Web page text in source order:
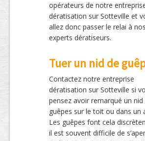
opérateurs de notre
dératisation sur Sotteville et
allez donc passer le relai à nos
experts dératiseurs.
Tuer un nid de
Contactez notre entreprise
dératisation sur Sotteville si
pensez avoir remarqué un nid
guêpes sur le toit ou dans un
Les guêpes font cela
il est souvent difficile de